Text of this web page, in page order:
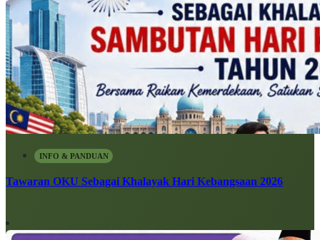
INFO & PANDUAN
Tawaran OKU Sebagai Khalayak Hari Kebangsaan 2026